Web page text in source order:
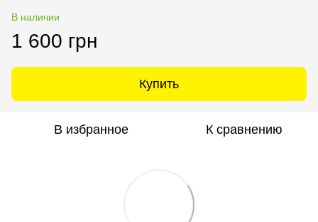
В наличии
1 600 грн
Купить
В избранное К сравнению